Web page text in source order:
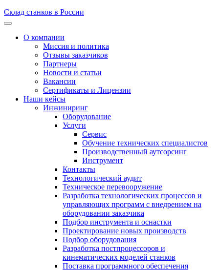
Склад станков в России
О компании
Миссия и политика
Отзывы заказчиков
Партнеры
Новости и статьи
Вакансии
Сертификаты и Лицензии
Наши кейсы
Инжиниринг
Оборудование
Услуги
Сервис
Обучение технических специалистов
Производственный аутсорсинг
Инструмент
Контакты
Технологический аудит
Техническое перевооружение
Разработка технологических процессов и
управляющих программ с внедрением на
оборудовании заказчика
Подбор инструмента и оснастки
Проектирование новых производств
Подбор оборудования
Разработка постпроцессоров и
кинематических моделей станков
Поставка программного обеспечения